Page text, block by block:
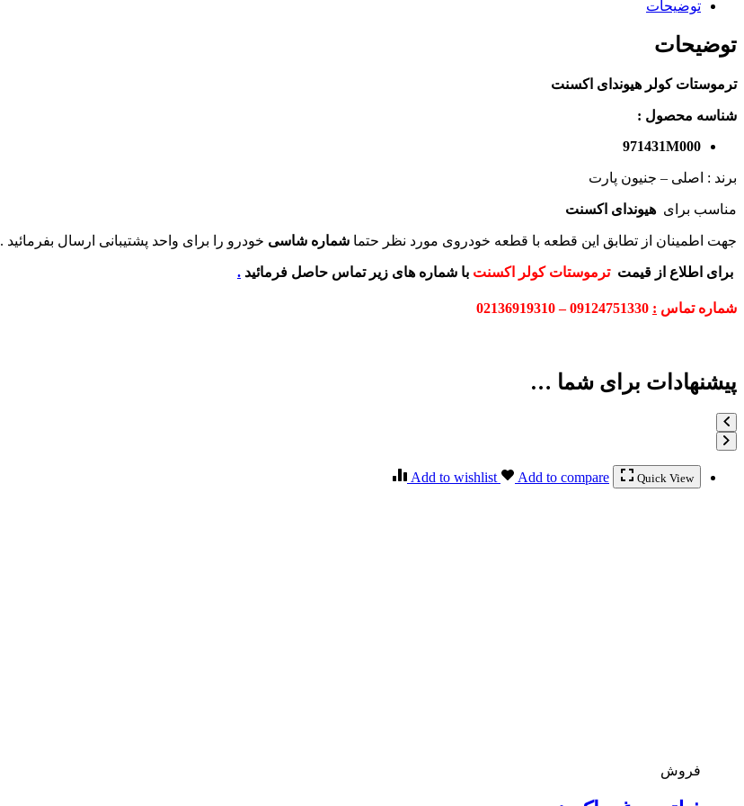
توضیحات
توضیحات
ترموستات کولر هیوندای اکسنت
شناسه محصول :
971431M000
برند : اصلی – جنیون پارت
مناسب برای هیوندای اکسنت
جهت اطمینان از تطابق این قطعه با قطعه خودروی مورد نظر حتما شماره شاسی خودرو را برای واحد پشتیبانی ارسال بفرمائید .
برای اطلاع از قیمت ترموستات کولر اکسنت با شماره های زیر تماس حاصل فرمائید .
شماره تماس :
پیشنهادات برای شما …
Quick View
Add to wishlist Add to compare
فروش